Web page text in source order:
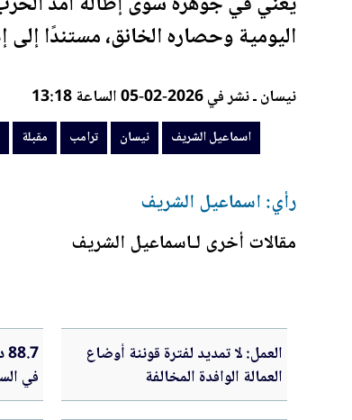
اليوميةوحصاره الخانق، مستندًا إلى
نيسان ـ نشر في 2026-02-05 الساعة 13:18
اسماعيل الشريف نيسان ترامب مقبلة
رأي: اسماعيل الشريف
مقالات أخرى لـاسماعيل الشريف
العمل: لا تمديد لفترة قوننة أوضاع
العمالة الوافدة المخالفة
في